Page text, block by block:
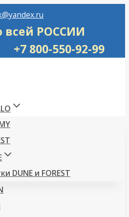
всей РОССИИ
+7 800-550-92-99
DUNE и FOREST